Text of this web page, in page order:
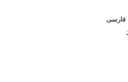
فارسی